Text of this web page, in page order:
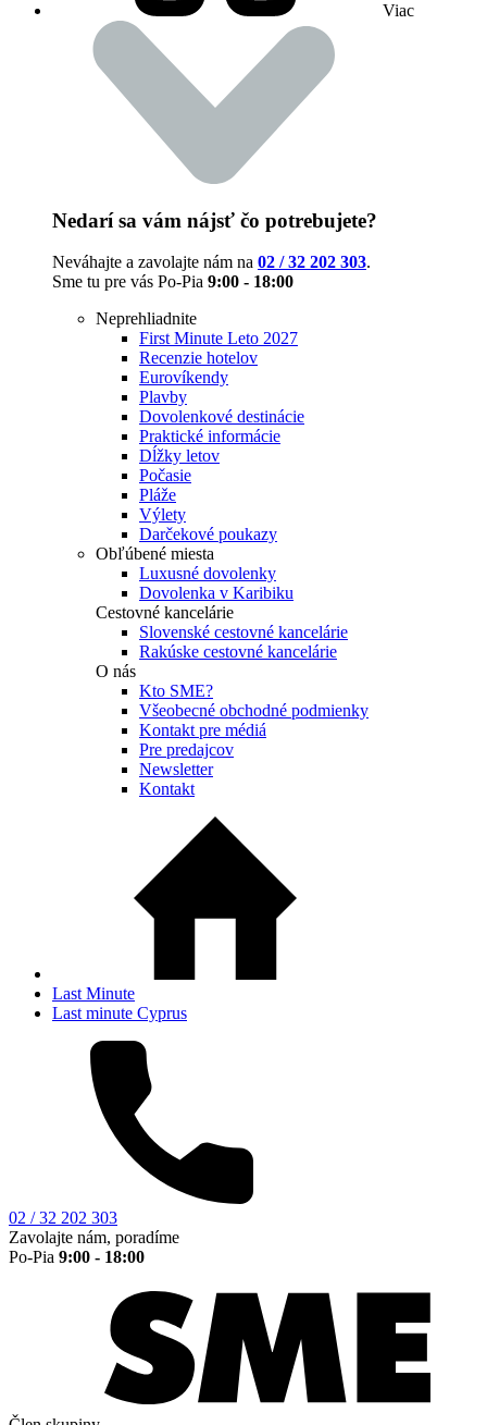
Viac
Nedarí sa vám nájsť čo potrebujete?
Neváhajte a zavolajte nám na 02 / 32 202 303.
Sme tu pre vás Po-Pia 9:00 - 18:00
Neprehliadnite
First Minute Leto 2027
Recenzie hotelov
Eurovíkendy
Plavby
Dovolenkové destinácie
Praktické informácie
Dĺžky letov
Počasie
Pláže
Výlety
Darčekové poukazy
Obľúbené miesta
Luxusné dovolenky
Dovolenka v Karibiku
Cestovné kancelárie
Slovenské cestovné kancelárie
Rakúske cestovné kancelárie
O nás
Kto SME?
Všeobecné obchodné podmienky
Kontakt pre médiá
Pre predajcov
Newsletter
Kontakt
Last Minute
Last minute Cyprus
02 / 32 202 303
Zavolajte nám, poradíme
Po-Pia 9:00 - 18:00